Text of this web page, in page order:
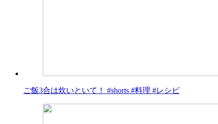
ご飯3合は炊いといて！ #shorts #料理 #レシピ